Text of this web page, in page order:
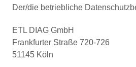
Der/die betriebliche
ETL DIAG GmbH
Frankfurter Straße 720-726
51145 Köln